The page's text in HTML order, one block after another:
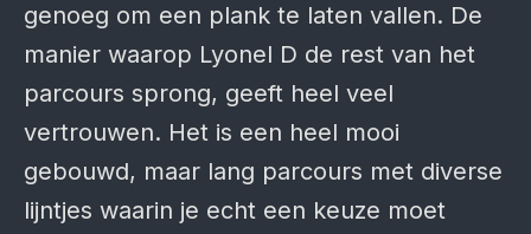
genoeg om een plank te laten vallen. De
manier waarop Lyonel D de rest van het
parcours sprong, geeft heel veel
vertrouwen. Het is een heel mooi
gebouwd, maar lang parcours met diverse
lijntjes waarin je echt een keuze moet